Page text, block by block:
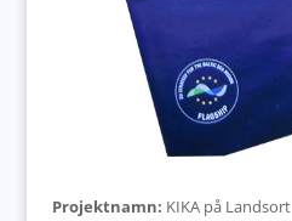
Projektnamn: KIKA på Landsort